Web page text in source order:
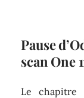
Pause
scan One
Le chapitre